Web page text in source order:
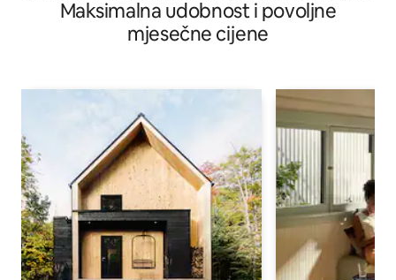
Maksimalna udobnost i povoljne
mjesečne cijene